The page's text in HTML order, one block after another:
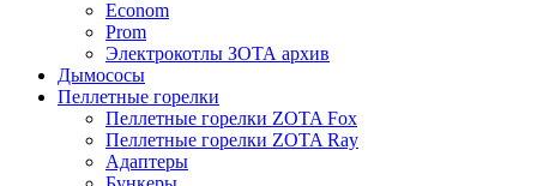
Econom
Prom
Электрокотлы ЗОТА архив
Дымососы
Пеллетные горелки
Пеллетные горелки ZOTA Fox
Пеллетные горелки ZOTA Ray
Адаптеры